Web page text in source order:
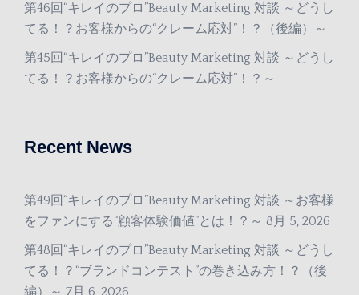
第46回“キレイのプロ”Beauty Marketing 対談 ～どうし
てる！？お客様からの“クレーム応対”！？（後編）～
第45回“キレイのプロ”Beauty Marketing 対談 ～どうし
てる！？お客様からの“クレーム応対”！？～
Recent News
第49回“キレイのプロ”Beauty Marketing 対談 ～お客様
をファンにする“顧客体験価値”とは！？～ 8月 5, 2026
第48回“キレイのプロ”Beauty Marketing 対談 ～どうし
てる！？“ブランドコンテスト”の巻き込み方！？（後
編）～ 7月 6, 2026